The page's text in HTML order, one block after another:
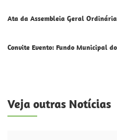
Ata da Assembleia Geral
Convite Evento: Fundo Municipal
Veja outras Notícias